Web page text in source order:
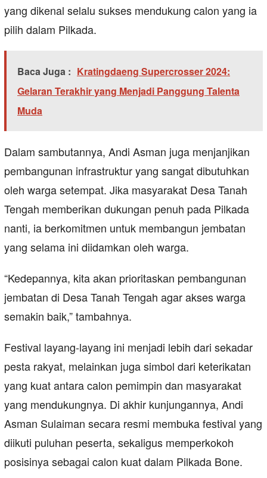
yang dikenal selalu sukses mendukung calon yang ia
pilih dalam Pilkada.
Baca Juga : Kratingdaeng Supercrosser 2024:
Gelaran Terakhir yang Menjadi Panggung Talenta
Muda
Dalam sambutannya, Andi Asman juga menjanjikan
pembangunan infrastruktur yang sangat dibutuhkan
oleh warga setempat. Jika masyarakat Desa Tanah
Tengah memberikan dukungan penuh pada Pilkada
nanti, ia berkomitmen untuk membangun jembatan
yang selama ini diidamkan oleh warga.
“Kedepannya, kita akan prioritaskan pembangunan
jembatan di Desa Tanah Tengah agar akses warga
semakin baik,” tambahnya.
Festival layang-layang ini menjadi lebih dari sekadar
pesta rakyat, melainkan juga simbol dari keterikatan
yang kuat antara calon pemimpin dan masyarakat
yang mendukungnya. Di akhir kunjungannya, Andi
Asman Sulaiman secara resmi membuka festival yang
diikuti puluhan peserta, sekaligus memperkokoh
posisinya sebagai calon kuat dalam Pilkada Bone.